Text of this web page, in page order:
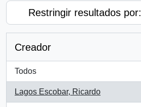
Restringir resultados por:
Creador
Todos
Lagos Escobar, Ricardo
, 1 resultados